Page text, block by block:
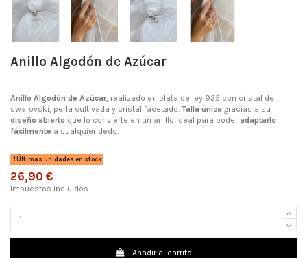
Anillo Algodón de Azúcar
Anillo Algodón de Azúcar, realizado en plata de ley 925 con cristal de
swarovski, perla cultivada y cristal facetado. Talla única gracias a su
diseño abierto que lo convierte en un anillo ideal para poder adaptarlo
fácilmente a cualquier dedo.
Últimas unidades en stock
26,90 €
Impuestos incluidos
Añadir al carrito